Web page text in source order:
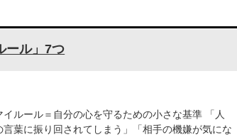
ール」7つ
イルール＝自分の心を守るための小さな基準 「人
言葉に振り回されてしまう」「相手の機嫌が気にな